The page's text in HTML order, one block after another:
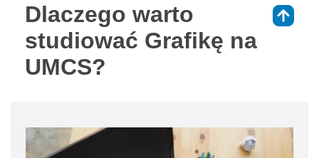
Dlaczego warto
studiować Grafikę na
UMCS?